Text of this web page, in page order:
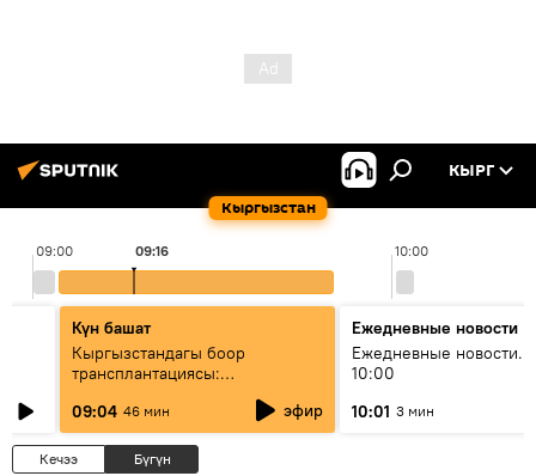
Кыргызстан
КЫРГ
09:00 10:00
09:16
Күн башат
Кыргызстандагы боор
трансплантациясы:
жетишкендиктер жана өнүгүү
келечеги
09:04 46 мин эфир
Ежедневные новости
Ежедневные новости.
10:00
10:01 3 мин
Кечээ Бүгүн